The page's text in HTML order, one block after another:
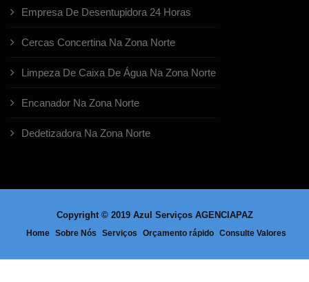
Empresa De Desentupidora 24 Horas
Cercas Concertina Na Zona Norte
Limpeza De Caixa De Água Na Zona Norte
Encanador Na Zona Norte
Dedetizadora Na Zona Norte
Copyright © 2019 Azul Serviços AGENCIAPAZ
Home Sobre Nós Serviços Orçamento rápido Consulte Valores